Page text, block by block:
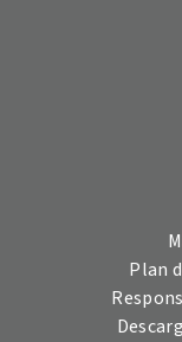
Plan